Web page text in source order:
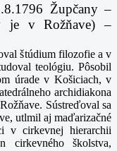
Župčany –
je v Rožňave) –
štúdium filozofie a v
teológiu. Pôsobil
úrade v Košiciach, v
archidiakona
Sústreďoval sa
utlmil aj maďarizačné
v cirkevnej hierarchii
cirkevného školstva,